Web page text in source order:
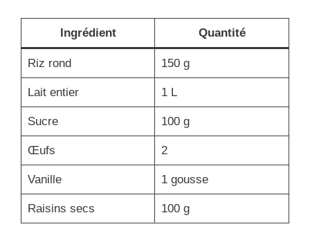
Ingrédient Quantité
Riz rond 150 g
Lait entier 1 L
Sucre 100 g
Œufs 2
Vanille 1 gousse
Raisins secs 100 g